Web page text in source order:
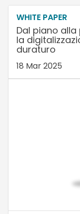
WHITE PAPER
Dal piano
la
duraturo
18 Mar 2025